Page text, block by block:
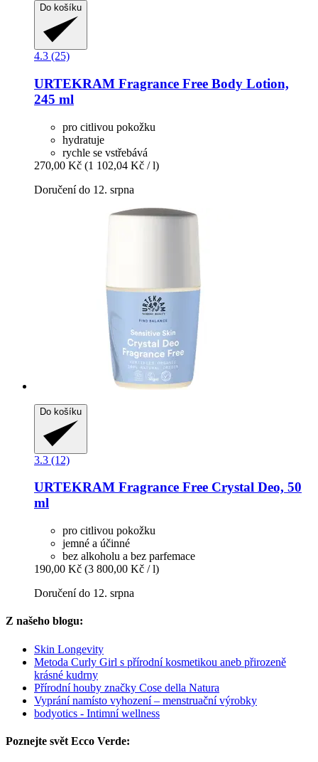
Do košíku
4.3 (25)
URTEKRAM Fragrance Free Body Lotion,
245 ml
pro citlivou pokožku
hydratuje
rychle se vstřebává
270,00 Kč (1 102,04 Kč / l)
Doručení do 12. srpna
Do košíku
3.3 (12)
URTEKRAM Fragrance Free Crystal Deo, 50
ml
pro citlivou pokožku
jemné a účinné
bez alkoholu a bez parfemace
190,00 Kč (3 800,00 Kč / l)
Doručení do 12. srpna
Z našeho blogu:
Skin Longevity
Metoda Curly Girl s přírodní kosmetikou aneb přirozeně
krásné kudrny
Přírodní houby značky Cose della Natura
Vyprání namísto vyhození – menstruační výrobky
bodyotics - Intimní wellness
Poznejte svět Ecco Verde: